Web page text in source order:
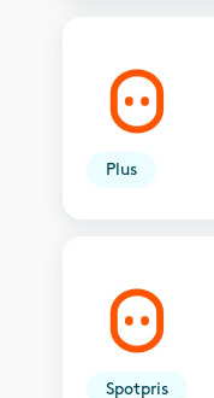
Plus
Spotpris